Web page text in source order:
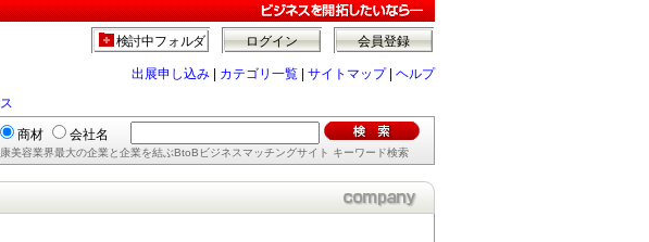
会員登録
ログイン
検討中フォルダ
出展申し込み カテゴリ一覧 サイトマップ| ヘルプ
商材 会社名
美容業界最大の企業と企業を結ぶBtoBビジネスマッチングサイト キーワード検索